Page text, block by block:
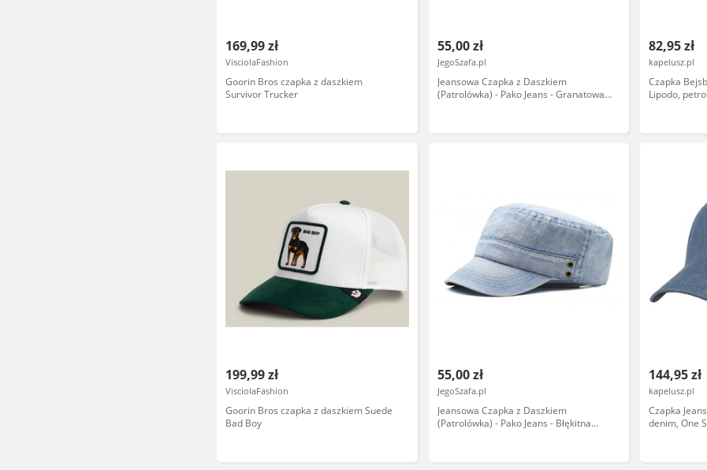
169,99 zł
VisciolaFashion
Goorin Bros czapka z daszkiem
Survivor Trucker
55,00 zł
JegoSzafa.pl
Jeansowa Czapka z Daszkiem
(Patrolówka) - Pako Jeans - Granatowa
82,95 zł
kapelusz.pl
Czapka
Lipodo,
199,99 zł
VisciolaFashion
Goorin Bros czapka z daszkiem Suede
Bad Boy
55,00 zł
JegoSzafa.pl
Jeansowa Czapka z Daszkiem
(Patrolówka) - Pako Jeans - Błękitna
144,95 zł
kapelusz.pl
Czapka
denim, One